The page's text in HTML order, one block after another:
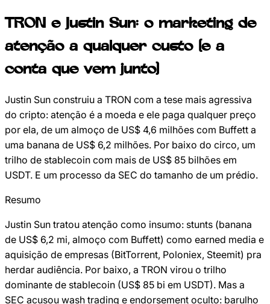
TRON e Justin Sun: o marketing de
atenção a qualquer custo (e a
conta que vem junto)
Justin Sun construiu a TRON com a tese mais agressiva
do cripto: atenção é a moeda e ele paga qualquer preço
por ela, de um almoço de US$ 4,6 milhões com Buffett a
uma banana de US$ 6,2 milhões. Por baixo do circo, um
trilho de stablecoin com mais de US$ 85 bilhões em
USDT. E um processo da SEC do tamanho de um prédio.
Resumo
Justin Sun tratou atenção como insumo: stunts (banana
de US$ 6,2 mi, almoço com Buffett) como earned media e
aquisição de empresas (BitTorrent, Poloniex, Steemit) pra
herdar audiência. Por baixo, a TRON virou o trilho
dominante de stablecoin (US$ 85 bi em USDT). Mas a
SEC acusou wash trading e endorsement oculto: barulho